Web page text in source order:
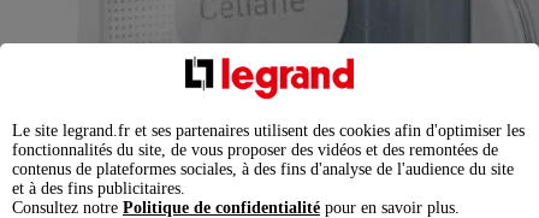
Le site legrand.fr et ses partenaires utilisent des cookies afin d'optimiser les
fonctionnalités du site, de vous proposer des vidéos et des remontées de
contenus de plateformes sociales, à des fins d'analyse de l'audience du site
et à des fins publicitaires.
Consultez notre Politique de confidentialité pour en savoir plus.